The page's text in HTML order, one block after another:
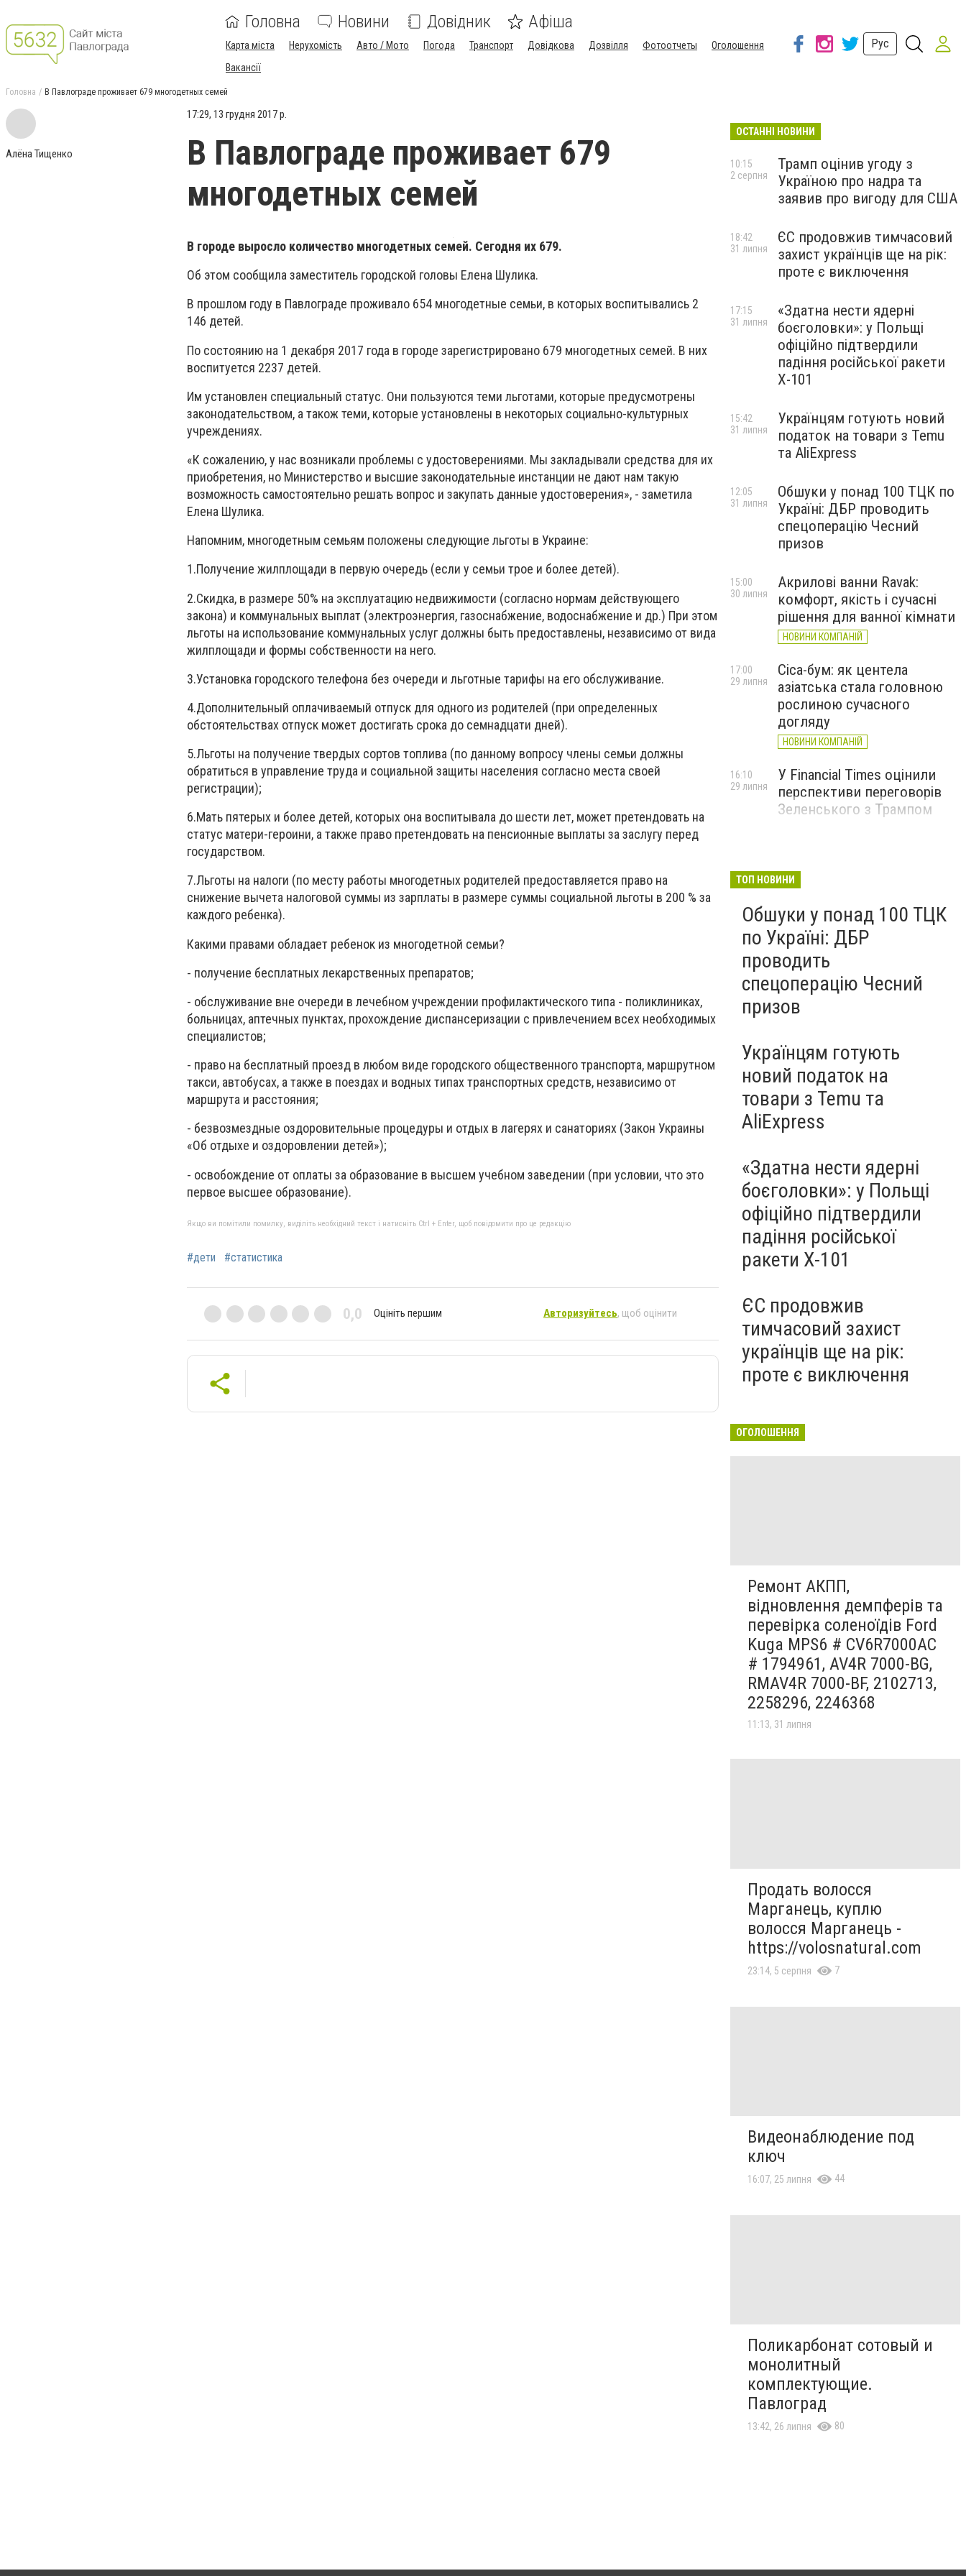
Головна Новини Довідник Афіша
Карта міста Нерухомість Авто / Мото Погода Транспорт Довідкова Дозвілля Фотоотчеты
Оголошення
Вакансії
Рус
Головна В Павлограде проживает 679 многодетных семей
Алёна Тищенко
17:29, 13 грудня 2017 р.
В Павлограде проживает 679
многодетных семей
В городе выросло количество многодетных семей. Сегодня их 679.
Об этом сообщила заместитель городской головы Елена Шулика.
В прошлом году в Павлограде проживало 654 многодетные семьи, в которых воспитывались 2
146 детей.
По состоянию на 1 декабря 2017 года в городе зарегистрировано 679 многодетных семей. В них
воспитуется 2237 детей.
Им установлен специальный статус. Они пользуются теми льготами, которые предусмотрены
законодательством, а також теми, которые установлены в некоторых социально-культурных
учреждениях.
«К сожалению, у нас возникали проблемы с удостоверениями. Мы закладывали средства для их
приобретения, но Министерство и высшие законодательные инстанции не дают нам такую
возможность самостоятельно решать вопрос и закупать данные удостоверения», - заметила
Елена Шулика.
Напомним, многодетным семьям положены следующие льготы в Украине:
1.Получение жилплощади в первую очередь (если у семьи трое и более детей).
2.Скидка, в размере 50% на эксплуатацию недвижимости (согласно нормам действующего
закона) и коммунальных выплат (электроэнергия, газоснабжение, водоснабжение и др.) При этом
льготы на использование коммунальных услуг должны быть предоставлены, независимо от вида
жилплощади и формы собственности на него.
3.Установка городского телефона без очереди и льготные тарифы на его обслуживание.
4.Дополнительный оплачиваемый отпуск для одного из родителей (при определенных
обстоятельствах отпуск может достигать срока до семнадцати дней).
5.Льготы на получение твердых сортов топлива (по данному вопросу члены семьи должны
обратиться в управление труда и социальной защиты населения согласно места своей
регистрации);
6.Мать пятерых и более детей, которых она воспитывала до шести лет, может претендовать на
статус матери-героини, а также право претендовать на пенсионные выплаты за заслугу перед
государством.
7.Льготы на налоги (по месту работы многодетных родителей предоставляется право на
снижение вычета налоговой суммы из зарплаты в размере суммы социальной льготы в 200 % за
каждого ребенка).
Какими правами обладает ребенок из многодетной семьи?
- получение бесплатных лекарственных препаратов;
- обслуживание вне очереди в лечебном учреждении профилактического типа - поликлиниках,
больницах, аптечных пунктах, прохождение диспансеризации с привлечением всех необходимых
специалистов;
- право на бесплатный проезд в любом виде городского общественного транспорта, маршрутном
такси, автобусах, а также в поездах и водных типах транспортных средств, независимо от
маршрута и расстояния;
- безвозмездные оздоровительные процедуры и отдых в лагерях и санаториях (Закон Украины
«Об отдыхе и оздоровлении детей»);
- освобождение от оплаты за образование в высшем учебном заведении (при условии, что это
первое высшее образование).
Якщо ви помітили помилку, виділіть необхідний текст і натисніть Ctrl + Enter, щоб повідомити про це редакцію
#дети #статистика
0,0 Оцініть першим Авторизуйтесь, щоб оцінити
ОСТАННІ НОВИНИ
Трамп оцінив угоду з
Україною про надра та
заявив про вигоду для США
10:15
2 серпня
ЄС продовжив тимчасовий
захист українців ще на рік:
проте є виключення
18:42
31 липня
«Здатна нести ядерні
боєголовки»: у Польщі
офіційно підтвердили
падіння російської ракети
Х-101
17:15
31 липня
Українцям готують новий
податок на товари з Temu
та AliExpress
15:42
31 липня
Обшуки у понад 100 ТЦК по
Україні: ДБР проводить
спецоперацію Чесний
призов
12:05
31 липня
Акрилові ванни Ravak:
комфорт, якість і сучасні
рішення для ванної кімнати
НОВИНИ КОМПАНІЙ
15:00
30 липня
Cica-бум: як центела
азіатська стала головною
рослиною сучасного
догляду
НОВИНИ КОМПАНІЙ
17:00
29 липня
У Financial Times оцінили
перспективи переговорів
Зеленського з Трампом
16:10
29 липня
ТОП НОВИНИ
Обшуки у понад 100 ТЦК
по Україні: ДБР
проводить
спецоперацію Чесний
призов
Українцям готують
новий податок на
товари з Temu та
AliExpress
«Здатна нести ядерні
боєголовки»: у Польщі
офіційно підтвердили
падіння російської
ракети Х-101
ЄС продовжив
тимчасовий захист
українців ще на рік:
проте є виключення
ОГОЛОШЕННЯ
Ремонт АКПП,
відновлення демпферів та
перевірка соленоїдів Ford
Kuga MPS6 # CV6R7000AC
# 1794961, AV4R 7000-BG,
RMAV4R 7000-BF, 2102713,
2258296, 2246368
11:13, 31 липня
Продать волосся
Марганець, куплю
волосся Марганець -
https://volosnatural.com
23:14, 5 серпня 7
Видеонаблюдение под
ключ
16:07, 25 липня 44
Поликарбонат сотовый и
монолитный
комплектующие.
Павлоград
13:42, 26 липня 80